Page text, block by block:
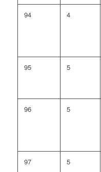
94 4
95 5
96 5
97 5